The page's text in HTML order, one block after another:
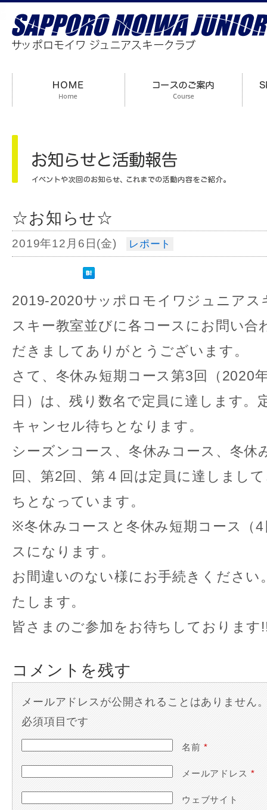
☆お知らせ☆
2019年12月6日(金) レポート
2019-2020サッポロモイワジュニアス
スキー教室並びに各コースにお問い合
だきましてありがとうございます。
さて、冬休み短期コース第3回（2020
日）は、残り数名で定員に達します。
キャンセル待ちとなります。
シーズンコース、冬休みコース、冬休
回、第2回、第４回は定員に達しまし
ちとなっています。
※冬休みコースと冬休み短期コース（
スになります。
お間違いのない様にお手続きください
たします。
皆さまのご参加をお待ちしております
コメントを残す
メールアドレスが公開されることはありません
必須項目です
名前*
メールアドレス*
ウェブサイト